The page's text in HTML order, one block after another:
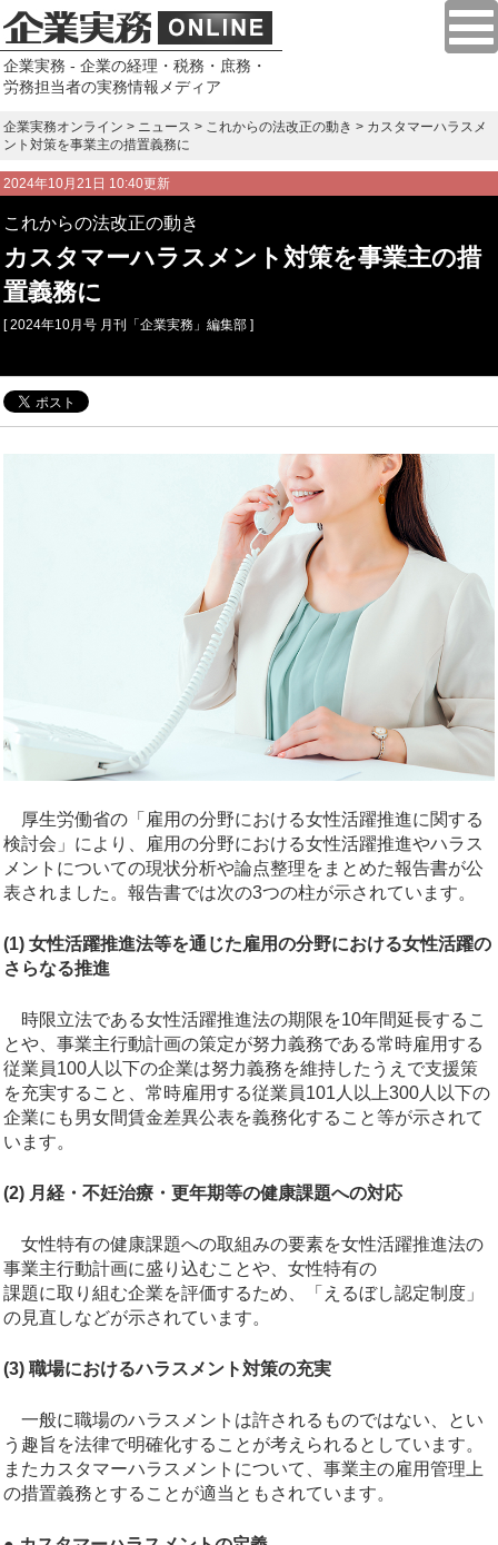
企業実務 - 企業の経理・税務・庶務・
労務担当者の実務情報メディア
企業実務オンライン > ニュース > これからの法改正の動き > カスタマーハラスメ
ント対策を事業主の措置義務に
2024年10月21日 10:40更新
これからの法改正の動き
カスタマーハラスメント対策を事業主の措
置義務に
[ 2024年10月号 月刊「企業実務」編集部 ]
厚生労働省の「雇用の分野における女性活躍推進に関する
検討会」により、雇用の分野における女性活躍推進やハラス
メントについての現状分析や論点整理をまとめた報告書が公
表されました。報告書では次の3つの柱が示されています。
(1) 女性活躍推進法等を通じた雇用の分野における女性活躍の
さらなる推進
時限立法である女性活躍推進法の期限を10年間延長するこ
とや、事業主行動計画の策定が努力義務である常時雇用する
従業員100人以下の企業は努力義務を維持したうえで支援策
を充実すること、常時雇用する従業員101人以上300人以下の
企業にも男女間賃金差異公表を義務化すること等が示されて
います。
(2) 月経・不妊治療・更年期等の健康課題への対応
女性特有の健康課題への取組みの要素を女性活躍推進法の
事業主行動計画に盛り込むことや、女性特有の
課題に取り組む企業を評価するため、「えるぼし認定制度」
の見直しなどが示されています。
(3) 職場におけるハラスメント対策の充実
一般に職場のハラスメントは許されるものではない、とい
う趣旨を法律で明確化することが考えられるとしています。
またカスタマーハラスメントについて、事業主の雇用管理上
の措置義務とすることが適当ともされています。